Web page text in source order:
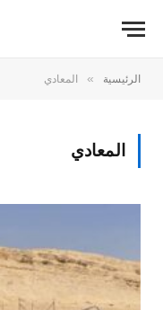
الرئيسية » المعادي
المعادي